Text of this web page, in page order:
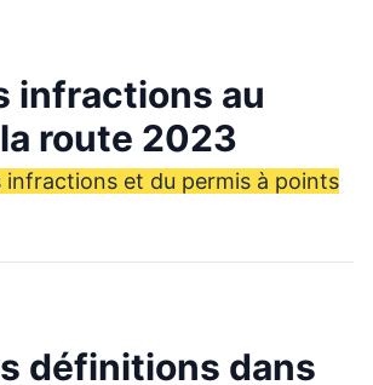
infractions au
route 2023
infractions et du permis à points
définitions dans